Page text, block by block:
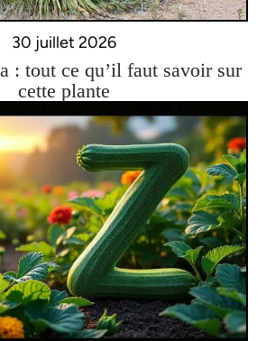
30 juillet 2026
: tout ce qu’il faut savoir sur
cette plante